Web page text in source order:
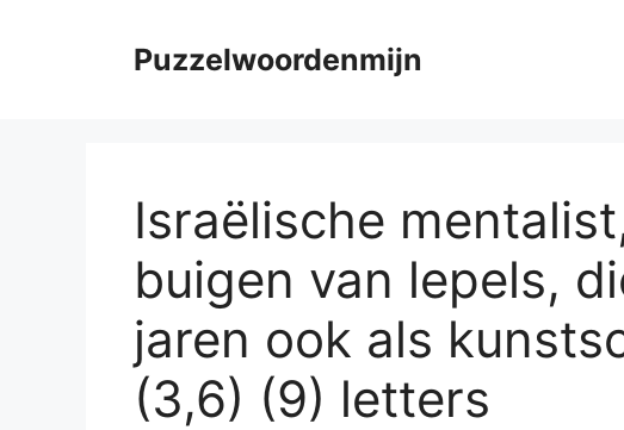
Puzzelwoordenmijn
Israëlische
buigen van lepels,
jaren ook als
(3,6) (9) letters